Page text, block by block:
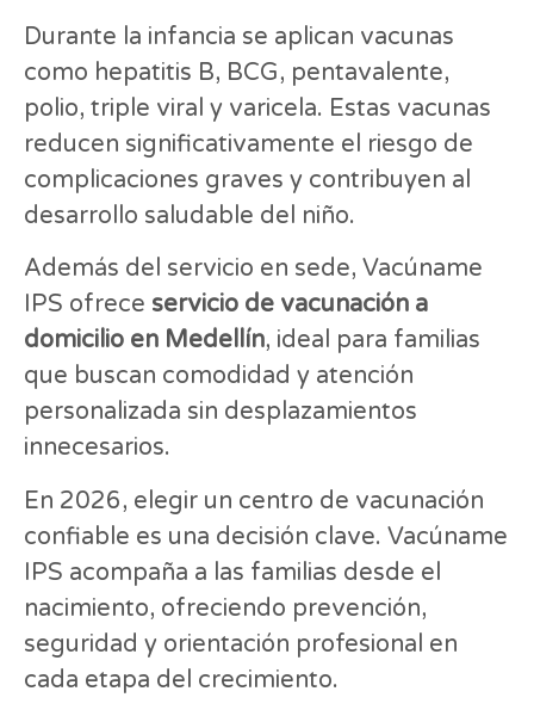
Durante la infancia se aplican vacunas
como hepatitis B, BCG, pentavalente,
polio, triple viral y varicela. Estas vacunas
reducen significativamente el riesgo de
complicaciones graves y contribuyen al
desarrollo saludable del niño.
Además del servicio en sede, Vacúname
IPS ofrece servicio de vacunación a
domicilio en Medellín, ideal para familias
que buscan comodidad y atención
personalizada sin desplazamientos
innecesarios.
En 2026, elegir un centro de vacunación
confiable es una decisión clave. Vacúname
IPS acompaña a las familias desde el
nacimiento, ofreciendo prevención,
seguridad y orientación profesional en
cada etapa del crecimiento.